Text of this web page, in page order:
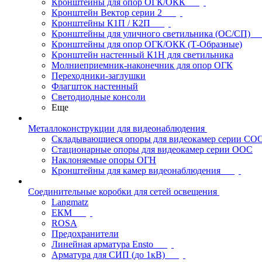
Кронштейны для опор ОГК/ОКК
Кронштейн Вектор серии 2
Кронштейны К1П / К2П
Кронштейны для уличного светильника (ОС/СП)
Кронштейны для опор ОГК/ОКК (Т-Образные)
Кронштейн настенный К1Н для светильника
Молниеприемник-наконечник для опор ОГК
Переходники-заглушки
Флагшток настенный
Светодиодные консоли
Еще
Металлоконструкции для видеонаблюдения
Складывающиеся опоры для видеокамер серии
Стационарные опоры для видеокамер серии ООС
Наклоняемые опоры ОГН
Кронштейны для камер видеонаблюдения
Соединительные коробки для сетей освещения
Langmatz
ЕКМ
ROSA
Предохранители
Линейная арматура Ensto
Арматура для СИП (до 1кВ)